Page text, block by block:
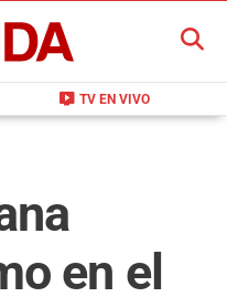
live_tv TV EN VIVO
BUSCAR
en el